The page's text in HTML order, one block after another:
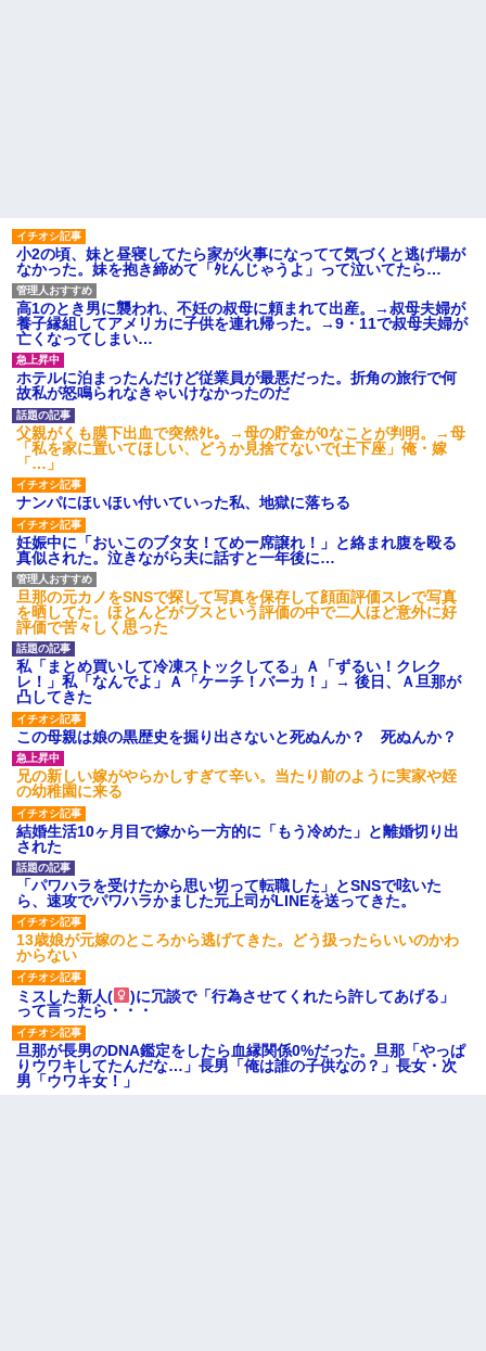
触らないでよ！」キチママ『そ
こに金庫があったから、開けて
みようとしただけ☆』義兄「泥
は出てけ！二度と来るな！」結
果・・・
私「初めて飲む味だけどなん
のお茶？」彼「ちっ！」私「」
【GIF】JSのカンチョーワロ
タ
後続車にクラクションを鳴ら
され彼氏が逆切れ。「何クラク
ション鳴らしてんだ！降りてこ
いよ！」と怒鳴りだし...
【衝撃】報酬100万円超の治験
募集がこちらｗｗｗｗｗ(※画像
あり)
【ネット騒然】惨殺されたタ
ワマン頂き女子のこの動画、す
げえええええｗｗｗｗｗｗｗｗ
ｗｗｗ
【愕然】白のクラウン俺氏、
高速道路左車線を制限速度で走
った結果wwwwwwwwwwww
百年の恋12-899 食べた量を
張り合ってくる
【悲報】佐藤輝明・・・２軍
でも盛大にやらかす←あまり悲
しませないでくれ
小2の頃、妹と昼寝してたら家が火事になってて気づくと逃げ場が
なかった。妹を抱き締めて「ﾀﾋんじゃうよ」って泣いてたら…
高1のとき男に襲われ、不妊の叔母に頼まれて出産。→叔母夫婦が
養子縁組してアメリカに子供を連れ帰った。→9・11で叔母夫婦が
亡くなってしまい…
ホテルに泊まったんだけど従業員が最悪だった。折角の旅行で何
故私が怒鳴られなきゃいけなかったのだ
父親がくも膜下出血で突然ﾀﾋ。→母の貯金が0なことが判明。→母
「私を家に置いてほしい、どうか見捨てないで(土下座」俺・嫁
「…」
ナンパにほいほい付いていった私、地獄に落ちる
妊娠中に「おいこのブタ女！てめー席譲れ！」と絡まれ腹を殴る
真似された。泣きながら夫に話すと一年後に…
旦那の元カノをSNSで探して写真を保存して顔面評価スレで写真
を晒してた。ほとんどがブスという評価の中で二人ほど意外に好
評価で苦々しく思った
私「まとめ買いして冷凍ストックしてる」Ａ「ずるい！クレク
レ！」私「なんでよ」Ａ「ケーチ！バーカ！」→ 後日、Ａ旦那が
凸してきた
この母親は娘の黒歴史を掘り出さないと死ぬんか？ 死ぬんか？
兄の新しい嫁がやらかしすぎて辛い。当たり前のように実家や姪
の幼稚園に来る
結婚生活10ヶ月目で嫁から一方的に「もう冷めた」と離婚切り出
された
「パワハラを受けたから思い切って転職した」とSNSで呟いた
ら、速攻でパワハラかました元上司がLINEを送ってきた。
13歳娘が元嫁のところから逃げてきた。どう扱ったらいいのかわ
からない
ミスした新人(
)に冗談で「行為させてくれたら許してあげる」
って言ったら・・・
旦那が長男のDNA鑑定をしたら血縁関係0%だった。旦那「やっぱ
りウワキしてたんだな…」長男「俺は誰の子供なの？」長女・次
男「ウワキ女！」